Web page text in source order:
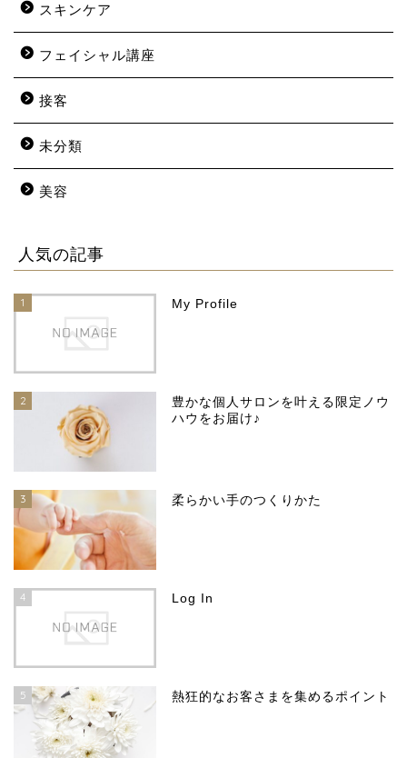
スキンケア
フェイシャル講座
接客
未分類
美容
人気の記事
1 My Profile
2
豊かな個人サロンを叶える限定ノウ
ハウをお届け♪
3 柔らかい手のつくりかた
4 Log In
5 熱狂的なお客さまを集めるポイント